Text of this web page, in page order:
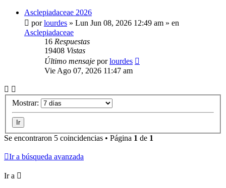
Asclepiadaceae 2026
porlourdes » Lun Jun 08, 2026 12:49 am » en
Asclepiadaceae
16 Respuestas
19408 Vistas
Último mensaje porlourdes
Vie Ago 07, 2026 11:47 am
Mostrar:
Se encontraron 5 coincidencias • Página 1 de 1
Ir a búsqueda avanzada
Ir a